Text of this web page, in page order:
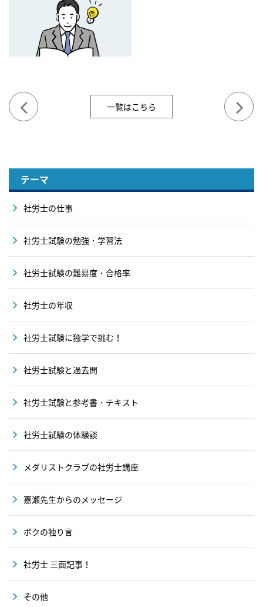
一覧はこちら
テーマ
社労士の仕事
社労士試験の勉強・学習法
社労士試験の難易度・合格率
社労士の年収
社労士試験に独学で挑む！
社労士試験と過去問
社労士試験と参考書・テキスト
社労士試験の体験談
メダリストクラブの社労士講座
嘉瀬先生からのメッセージ
ボクの独り言
社労士 三面記事！
その他